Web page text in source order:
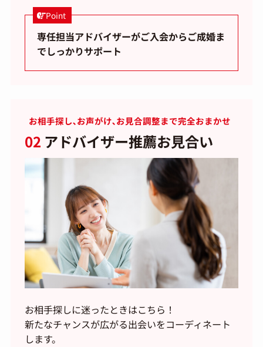
Point
専任担当アドバイザーがご入会からご成婚ま
でしっかりサポート
お相手探し､お声がけ､お見合調整まで完全おまかせ
02 アドバイザー推薦お見合い
お相手探しに迷ったときはこちら！
新たなチャンスが広がる出会いをコーディネート
します。